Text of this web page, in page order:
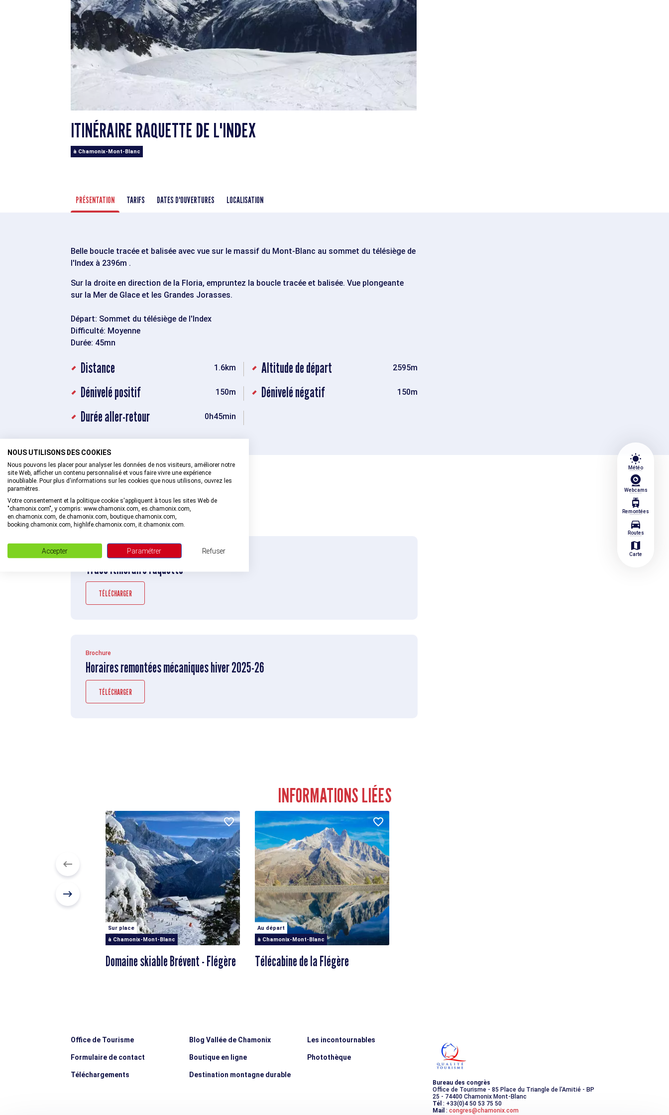
wb_sunny
Météo
Webcams
tram
Remontées
directions_car
Routes
map
Carte
ITINÉRAIRE RAQUETTE DE L'INDEX
à Chamonix-Mont-Blanc
PRÉSENTATION TARIFS DATES D'OUVERTURES LOCALISATION
Belle boucle tracée et balisée avec vue sur le massif du Mont-Blanc au sommet du télésiège de
l'Index à 2396m .
Sur la droite en direction de la Floria, empruntez la boucle tracée et balisée. Vue plongeante
sur la Mer de Glace et les Grandes Jorasses.
Départ: Sommet du télésiège de l'Index
Difficulté: Moyenne
Durée: 45mn
Distance 1.6km Altitude de départ 2595m
Dénivelé positif 150m Dénivelé négatif 150m
Durée aller-retour 0h45min
A TÉLÉCHARGER
Brochure
Tracé itinéraire raquette
TÉLÉCHARGER
Brochure
Horaires remontées mécaniques hiver 2025-26
TÉLÉCHARGER
INFORMATIONS LIÉES
Sur place
à Chamonix-Mont-Blanc
Domaine skiable Brévent - Flégère
Au départ
à Chamonix-Mont-Blanc
Télécabine de la Flégère
Office de Tourisme
Formulaire de contact
Téléchargements
Blog Vallée de Chamonix
Boutique en ligne
Destination montagne durable
Les incontournables
Photothèque
Bureau des congrès
Office de Tourisme - 85 Place du Triangle de l'Amitié - BP
25 - 74400 Chamonix Mont-Blanc
Tél : +33(0)4 50 53 75 50
Mail : congres@chamonix.com
NOUS UTILISONS DES COOKIES
Nous pouvons les placer pour analyser les données de nos visiteurs, améliorer notre
site Web, afficher un contenu personnalisé et vous faire vivre une expérience
inoubliable. Pour plus d'informations sur les cookies que nous utilisons, ouvrez les
paramètres.
Votre consentement et la politique cookie s'appliquent à tous les sites Web de
"chamonix.com", y compris: www.chamonix.com, es.chamonix.com,
en.chamonix.com, de.chamonix.com, boutique.chamonix.com,
booking.chamonix.com, highlife.chamonix.com, it.chamonix.com.
Accepter Paramétrer Refuser